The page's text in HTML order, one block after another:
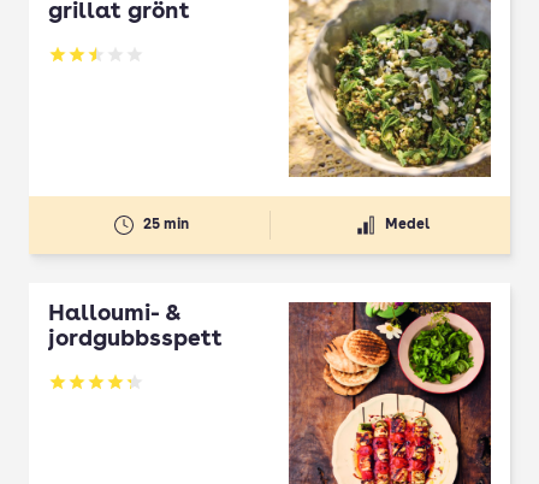
grillat grönt
Betyg: 2.5 av 5
25 min Medel
Halloumi- &
jordgubbsspett
Betyg: 4.3 av 5